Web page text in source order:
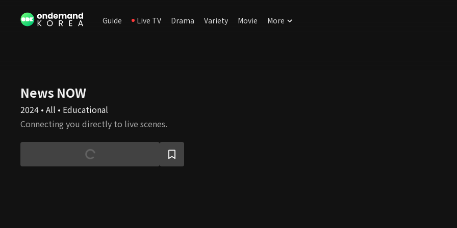
Guide Live TV Drama Variety Movie More
News NOW
2024 • All • Educational
Connecting you directly to live scenes.